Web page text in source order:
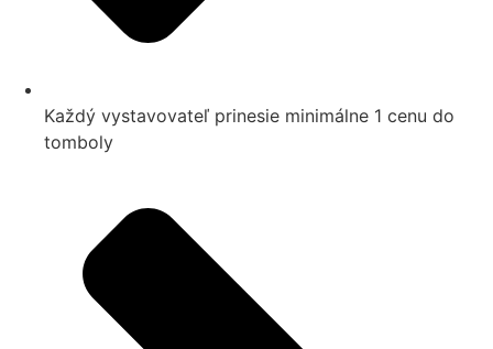
Každý vystavovateľ prinesie minimálne 1 cenu do
tomboly